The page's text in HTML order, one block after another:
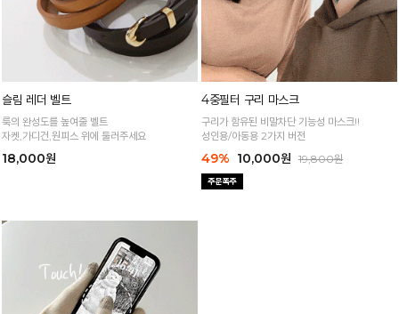
슬림 레더 벨트
룩의 완성도를 높여줄 벨트
자켓,가디건,원피스 위에 둘러주세요
18,000원
4중필터 구리 마스크
구리가 함유된 비말차단 기능성 마스크!!
성인용/아동용 2가지 버전
49% 10,000원 19,800원